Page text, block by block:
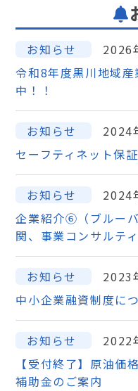
お知らせ
2026
令和8年度黒川地域
中！！
お知らせ
2024
セーフティネット保
お知らせ
2024
企業紹介⑥（ブルー
関、事業コンサルティ
お知らせ
2023
中小企業融資制度に
お知らせ
2022
【受付終了】原油価
補助金のご案内